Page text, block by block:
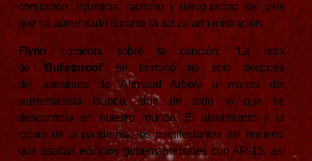
corrupción, injusticia, racismo y desigualdad del país
que ha aumentado durante la actual administración.
Flynn comenta sobre la canción: “La letra
de ‘Bulletproof’se terminó no solo después
del asesinato de Ahmaud Arbery a manos del
supremacista blanco, sino de todo lo que se
descontrola en nuestro mundo. El aislamiento y la
locura de la pandemia, los manifestantes del encierro
que asaltan edificios gubernamentales con AR-15, así